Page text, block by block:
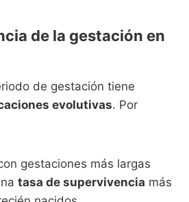
de la gestación en
de gestación tiene
evolutivas. Por
gestaciones más largas
tasa de supervivencia más